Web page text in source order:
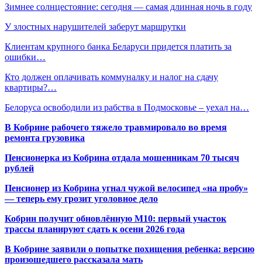
Зимнее солнцестояние: сегодня — самая длинная ночь в году
У злостных нарушителей заберут маршрутки
Клиентам крупного банка Беларуси придется платить за
ошибки…
Кто должен оплачивать коммуналку и налог на сдачу
квартиры?…
Белоруса освободили из рабства в Подмосковье – уехал на…
В Кобрине рабочего тяжело травмировало во время
ремонта грузовика
Пенсионерка из Кобрина отдала мошенникам 70 тысяч
рублей
Пенсионер из Кобрина угнал чужой велосипед «на пробу»
— теперь ему грозит уголовное дело
Кобрин получит обновлённую М10: первый участок
трассы планируют сдать к осени 2026 года
В Кобрине заявили о попытке похищения ребенка: версию
произошедшего рассказала мать